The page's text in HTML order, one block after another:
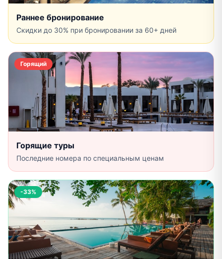
Раннее бронирование
Скидки до 30% при бронировании за 60+ дней
Горящий
Горящие туры
Последние номера по специальным ценам
-33%